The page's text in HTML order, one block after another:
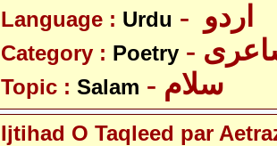
Language : Urdu
Category : Poetry
Topic : Salam - سلام
Ijtihad O Taqleed par